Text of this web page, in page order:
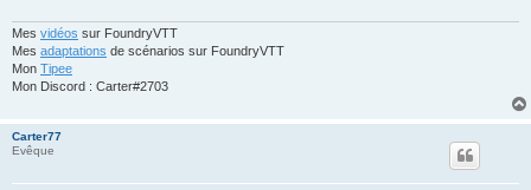
Mes vidéos sur FoundryVTT
Mes adaptations de scénarios sur FoundryVTT
Mon Tipee
Mon Discord : Carter#2703
Carter77
Evêque